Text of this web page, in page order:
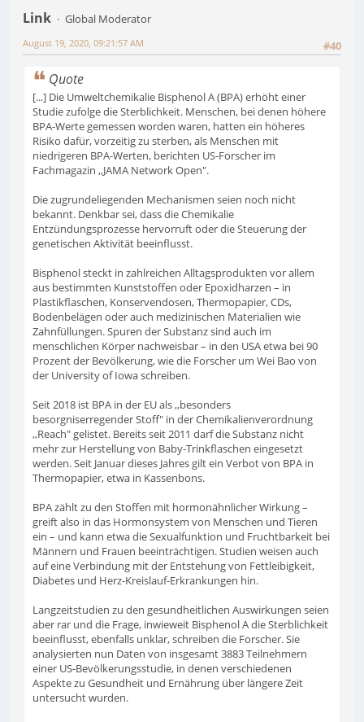
Link
Global Moderator
#40
August 19, 2020, 09:21:57 AM
Quote
[...] Die Umweltchemikalie Bisphenol A (BPA) erhöht einer
Studie zufolge die Sterblichkeit. Menschen, bei denen höhere
BPA-Werte gemessen worden waren, hatten ein höheres
Risiko dafür, vorzeitig zu sterben, als Menschen mit
niedrigeren BPA-Werten, berichten US-Forscher im
Fachmagazin ,,JAMA Network Open".
Die zugrundeliegenden Mechanismen seien noch nicht
bekannt. Denkbar sei, dass die Chemikalie
Entzündungsprozesse hervorruft oder die Steuerung der
genetischen Aktivität beeinflusst.
Bisphenol steckt in zahlreichen Alltagsprodukten vor allem
aus bestimmten Kunststoffen oder Epoxidharzen – in
Plastikflaschen, Konservendosen, Thermopapier, CDs,
Bodenbelägen oder auch medizinischen Materialien wie
Zahnfüllungen. Spuren der Substanz sind auch im
menschlichen Körper nachweisbar – in den USA etwa bei 90
Prozent der Bevölkerung, wie die Forscher um Wei Bao von
der University of Iowa schreiben.
Seit 2018 ist BPA in der EU als ,,besonders
besorgniserregender Stoff" in der Chemikalienverordnung
,,Reach" gelistet. Bereits seit 2011 darf die Substanz nicht
mehr zur Herstellung von Baby-Trinkflaschen eingesetzt
werden. Seit Januar dieses Jahres gilt ein Verbot von BPA in
Thermopapier, etwa in Kassenbons.
BPA zählt zu den Stoffen mit hormonähnlicher Wirkung –
greift also in das Hormonsystem von Menschen und Tieren
ein – und kann etwa die Sexualfunktion und Fruchtbarkeit bei
Männern und Frauen beeinträchtigen. Studien weisen auch
auf eine Verbindung mit der Entstehung von Fettleibigkeit,
Diabetes und Herz-Kreislauf-Erkrankungen hin.
Langzeitstudien zu den gesundheitlichen Auswirkungen seien
aber rar und die Frage, inwieweit Bisphenol A die Sterblichkeit
beeinflusst, ebenfalls unklar, schreiben die Forscher. Sie
analysierten nun Daten von insgesamt 3883 Teilnehmern
einer US-Bevölkerungsstudie, in denen verschiedenen
Aspekte zu Gesundheit und Ernährung über längere Zeit
untersucht wurden.